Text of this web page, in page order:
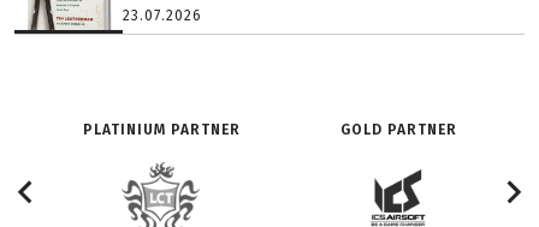
23.07.2026
PLATINIUM PARTNER GOLD PARTNER